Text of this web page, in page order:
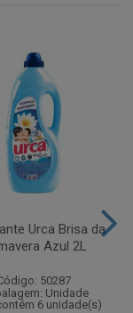
Urca Brisa da
Azul 2L
50287
Unidade
6 unidade(s)